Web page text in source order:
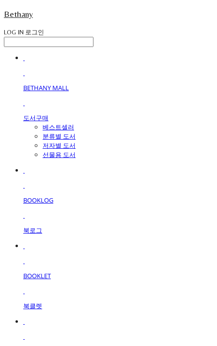
Bethany
LOG IN 로그인
BETHANY MALL
도서구매
베스트셀러
분류별 도서
저자별 도서
선물용 도서
BOOKLOG
북로그
BOOKLET
북클렛